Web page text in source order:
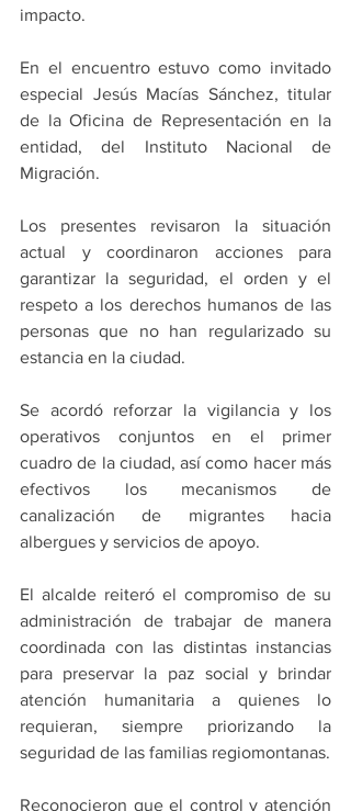
impacto.
En el encuentro estuvo como invitado
especial Jesús Macías Sánchez, titular
de la Oficina de Representación en la
entidad, del Instituto Nacional de
Migración.
Los presentes revisaron la situación
actual y coordinaron acciones para
garantizar la seguridad, el orden y el
respeto a los derechos humanos de las
personas que no han regularizado su
estancia en la ciudad.
Se acordó reforzar la vigilancia y los
operativos conjuntos en el primer
cuadro de la ciudad, así como hacer más
efectivos los mecanismos de
canalización de migrantes hacia
albergues y servicios de apoyo.
El alcalde reiteró el compromiso de su
administración de trabajar de manera
coordinada con las distintas instancias
para preservar la paz social y brindar
atención humanitaria a quienes lo
requieran, siempre priorizando la
seguridad de las familias regiomontanas.
Reconocieron que el control y atención